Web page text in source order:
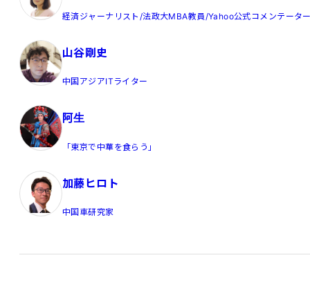
経済ジャーナリスト/法政大MBA教員/Yahoo公式コメンテータ
山谷剛史
中国アジアITライター
阿生
「東京で中華を食らう」
加藤ヒロト
中国車研究家